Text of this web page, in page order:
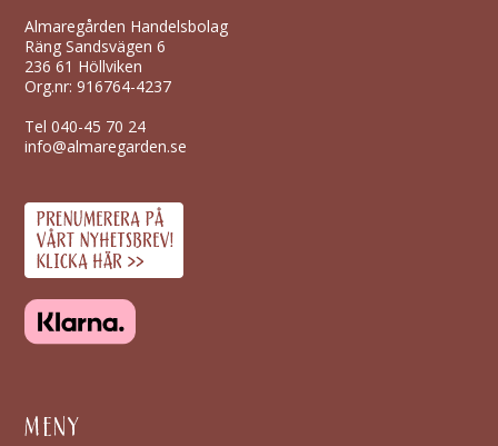
Almaregården Handelsbolag
Räng Sandsvägen 6
236 61 Höllviken
Org.nr: 916764-4237
Tel040-45 70 24
info@almaregarden.se
MENY